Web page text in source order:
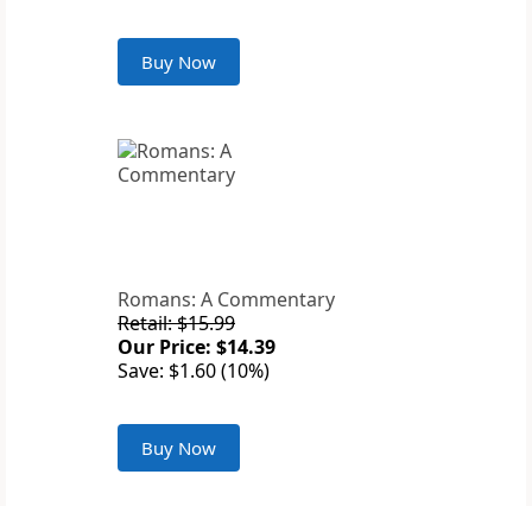
Buy Now
Romans: A Commentary
Retail: $15.99
Our Price: $14.39
Save: $1.60 (10%)
Buy Now